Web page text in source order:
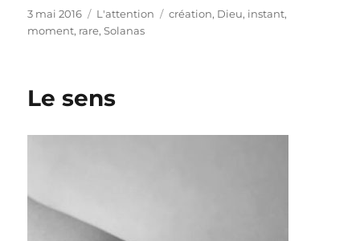
Publié
le
3 mai 2016 Catégories
L'attention Étiquettes
création, Dieu, instant,
moment, rare,Solanas
Le sens